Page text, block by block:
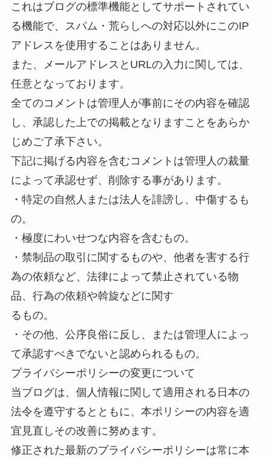
これはブログの標準機能としてサポートされてい
る機能で、スパム・荒らしへの対応以外にこのIP
アドレスを使用することはありません。
また、メールアドレスとURLの入力に関しては、
任意となっております。
全てのコメントは管理人が事前にその内容を確認
し、承認した上での掲載となりますことをあらか
じめご了承下さい。
下記に掲げる内容を含むコメントは管理人の裁量
によって承認せず、削除する事があります。
・特定の自然人または法人を誹謗し、中傷するも
の。
・極度にわいせつな内容を含むもの。
・禁制品の取引に関するものや、他者を害する行
為の依頼など、法律によって禁止されている物
品、行為の依頼や斡旋などに関す
るもの。
・その他、公序良俗に反し、または管理人によっ
て承認すべきでないと認められるもの。
プライバシーポリシーの変更について
当ブログは、個人情報に関して適用される日本の
法令を遵守するとともに、本ポリシーの内容を適
宜見直しその改善に努めます。
修正された最新のプライバシーポリシーは常に本